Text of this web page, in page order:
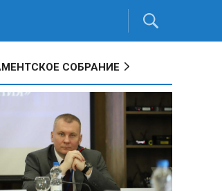
СОБРАНИЕ